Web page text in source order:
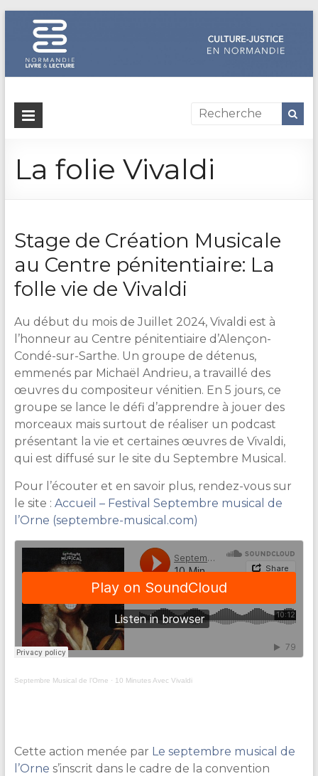
Dispositif
justice
Un
de
Normandie
&
Lecture
La folie Vivaldi
Stage de Création Musicale
au Centre pénitentiaire: La
folle vie de Vivaldi
Au début du mois de Juillet 2024, Vivaldi est à
l’honneur au Centre pénitentiaire d’Alençon-
Condé-sur-Sarthe. Un groupe de détenus,
emmenés par Michaël Andrieu, a travaillé des
œuvres du compositeur vénitien. En 5 jours, ce
groupe se lance le défi d’apprendre à jouer des
morceaux mais surtout de réaliser un podcast
présentant la vie et certaines œuvres de Vivaldi,
qui est diffusé sur le site du Septembre Musical.
Pour l’écouter et en savoir plus, rendez-vous sur
le site : Accueil – Festival Septembre musical de
l’Orne (septembre-musical.com)
Septembre Musical de l’Orne · 10 Minutes Avec Vivaldi
Cette action menée par Le septembre musical de
l’Orne s’inscrit dans le cadre de la convention